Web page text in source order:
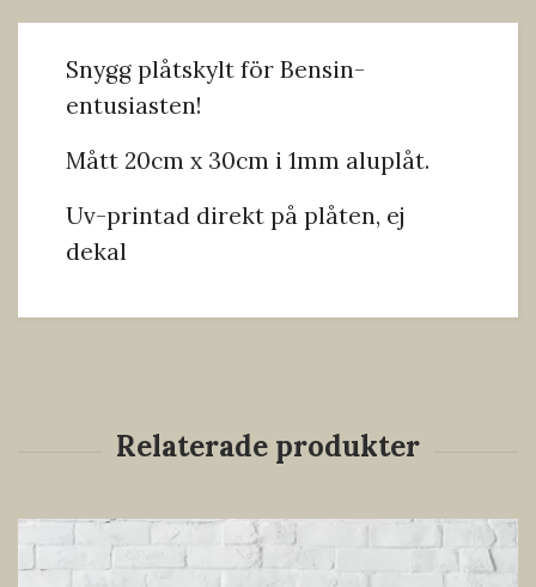
Snygg plåtskylt för Bensin-
entusiasten!
Mått 20cm x 30cm i 1mm aluplåt.
Uv-printad direkt på plåten, ej
dekal